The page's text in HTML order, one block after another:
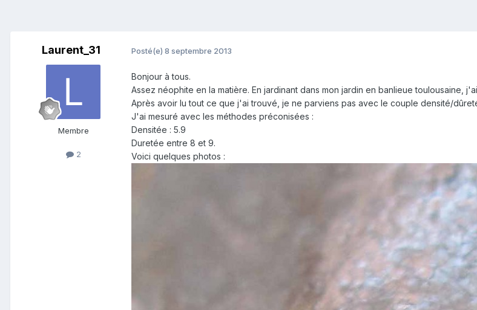
Laurent_31
Membre
2
Posté(e) 8 septembre 2013
Bonjour à tous.
Assez néophite en la matière. En jardinant dans mon jardin en banlieue toulousaine,
Après avoir lu tout ce que j'ai trouvé, je ne parviens pas avec le couple densité/
J'ai mesuré avec les méthodes préconisées :
Densitée : 5.9
Duretée entre 8 et 9.
Voici quelques photos :